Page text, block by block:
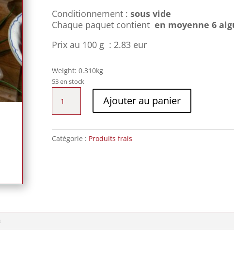
Conditionnement : sous vide
Chaque paquet contient en moyenne 6
Prix au 100 g : 2.83 eur
Weight: 0.310kg
53 en stock
Aiguillettes
canard
Ajouter au panier
Catégorie : Produits frais